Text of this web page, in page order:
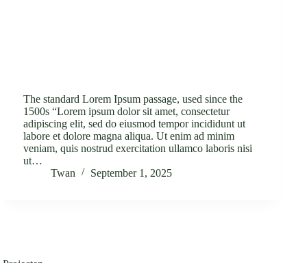
The standard Lorem Ipsum passage, used since the
1500s “Lorem ipsum dolor sit amet, consectetur
adipiscing elit, sed do eiusmod tempor incididunt ut
labore et dolore magna aliqua. Ut enim ad minim
veniam, quis nostrud exercitation ullamco laboris nisi
ut…
Twan
September 1, 2025